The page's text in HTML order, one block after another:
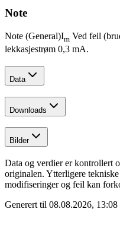
Note
Note (General)Im Ved feil
lekkasjestrøm 0,3 mA.
Data
Downloads
Bilder
Data og verdier er kontrollert
originalen. Ytterligere
modifiseringer og feil kan
Generert til 08.08.2026, 13:08